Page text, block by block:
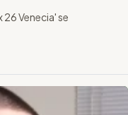
Venecia' se